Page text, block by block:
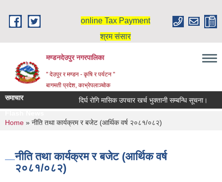
online Tax Payment
श्रम संसार
मण्डनदेउपुर नगरपालिका
" देउपुर र मण्डन - कृषि र पर्यटन "
बागमती प्रदेश, काभ्रेपलाञ्चोक
समाचार दिर्घ रोगि मासिक उपचार खर्च भुक्तानी सम्बन्धि सूचना।
You are here
Home » नीति तथा कार्यक्रम र बजेट (आर्थिक वर्ष २०८१/०८२)
नीति तथा कार्यक्रम र बजेट (आर्थिक वर्ष
२०८१/०८२)